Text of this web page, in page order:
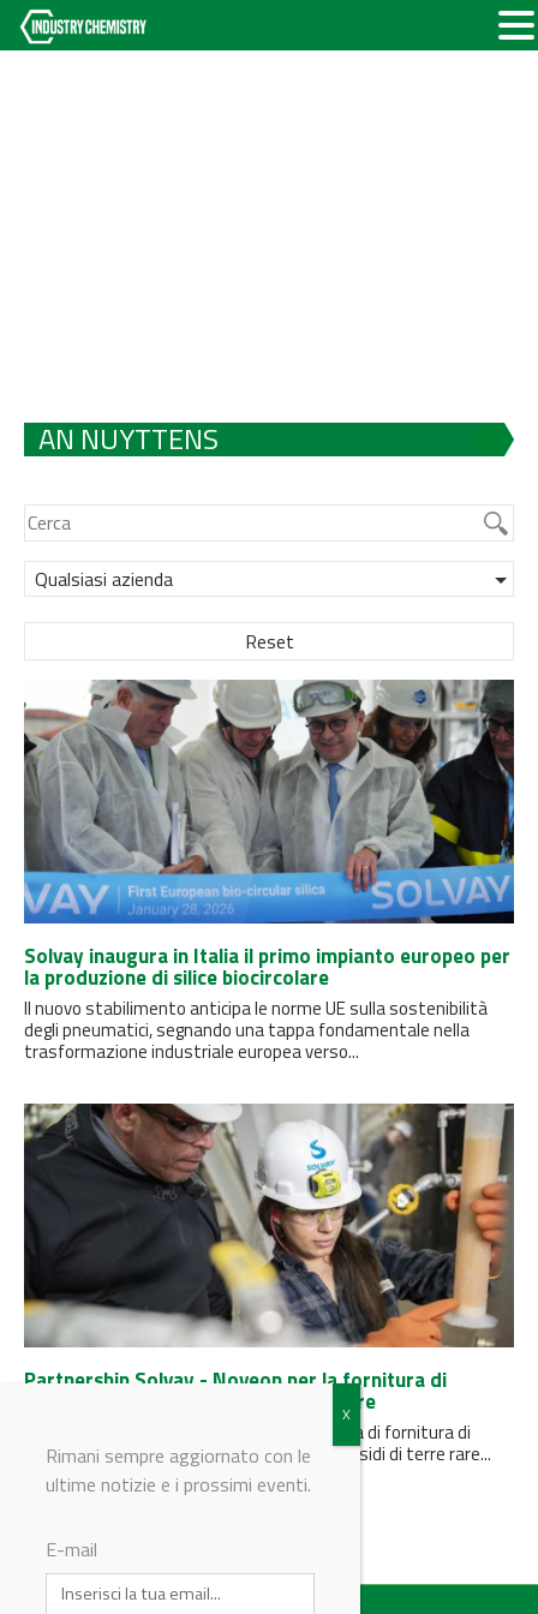
AN NUYTTENS
Qualsiasi azienda
Reset
Solvay inaugura in Italia il primo impianto europeo per
la produzione di silice biocircolare
Il nuovo stabilimento anticipa le norme UE sulla sostenibilità
degli pneumatici, segnando una tappa fondamentale nella
trasformazione industriale europea verso...
Partnership Solvay - Noveon per la fornitura di
materiali leggeri e pesanti di terre rare
Il produttore americano rafforzerà la catena di fornitura di
magneti negli Stati Uniti con l'acquisto di ossidi di terre rare...
Rimani sempre aggiornato con le
ultime notizie e i prossimi eventi.
E-mail